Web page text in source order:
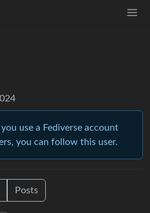
use a Fediverse account
you can follow this user.
Posts